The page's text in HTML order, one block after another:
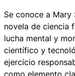
Se conoce a
novela de ciencia
lucha mental y
científico y
ejercicio